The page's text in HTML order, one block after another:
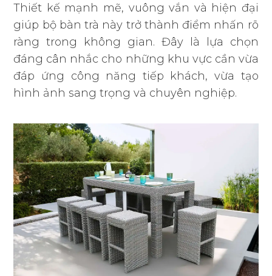
Thiết kế mạnh mẽ, vuông vắn và hiện đại
giúp bộ bàn trà này trở thành điểm nhấn rõ
ràng trong không gian. Đây là lựa chọn
đáng cân nhắc cho những khu vực cần vừa
đáp ứng công năng tiếp khách, vừa tạo
hình ảnh sang trọng và chuyên nghiệp.